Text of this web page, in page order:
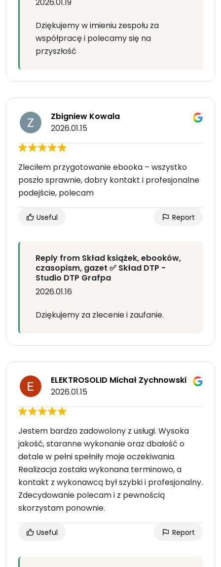
2026.01.19
Dziękujemy w imieniu zespołu za
współpracę i polecamy się na
przyszłość
Zbigniew Kowala
2026.01.15
Zleciłem przygotowanie ebooka – wszystko
poszło sprawnie, dobry kontakt i profesjonalne
podejście, polecam
Useful Report
Reply from Skład książek, ebooków,
czasopism, gazet ✅ Skład DTP -
Studio DTP Grafpa
2026.01.16
Dziękujemy za zlecenie i zaufanie.
ELEKTROSOLID Michał Zychnowski
2026.01.15
Jestem bardzo zadowolony z usługi. Wysoka
jakość, staranne wykonanie oraz dbałość o
detale w pełni spełniły moje oczekiwania.
Realizacja została wykonana terminowo, a
kontakt z wykonawcą był szybki i profesjonalny.
Zdecydowanie polecam i z pewnością
skorzystam ponownie.
Useful Report